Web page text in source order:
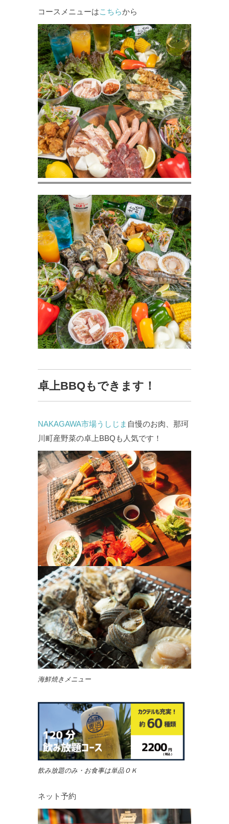
コースメニューはこちらから
卓上BBQもできます！
NAKAGAWA市場うしじま 自慢のお肉、那珂
川町産野菜の卓上BBQも人気です！
海鮮焼きメニュー
飲み放題のみ・お食事は単品ＯＫ
ネット予約